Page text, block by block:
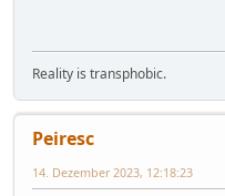
Reality is transphobic.
Peiresc
14. Dezember 2023, 12:18:23